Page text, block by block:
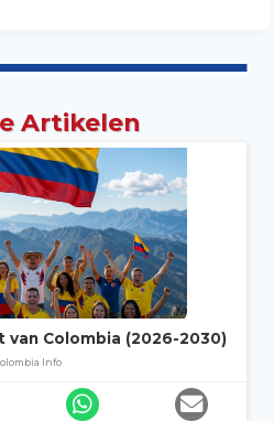
Artikelen
van Colombia (2026-2030)
Info